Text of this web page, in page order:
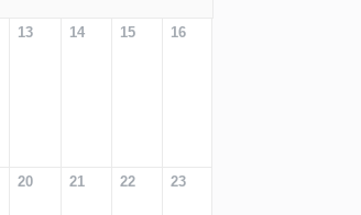
13 14 15 16
20 21 22 23